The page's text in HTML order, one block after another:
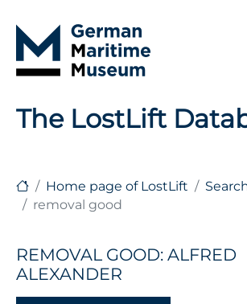
The LostLift
Home page of LostLift
removal good
REMOVAL GOOD: ALFRED
ALEXANDER